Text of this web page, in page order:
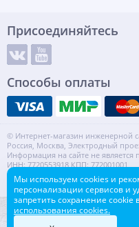
Присоединяйтесь
Способы оплаты
© Интернет-магазин инженерной
Россия, Москва, Электродный
Информация на сайте не
ИНН: 7720553918 КПП: 772001001
Контакты Карта сайта
Мы используем cookies и
персонализации сервисов и
запретить сохранение cookie
использования cookies.